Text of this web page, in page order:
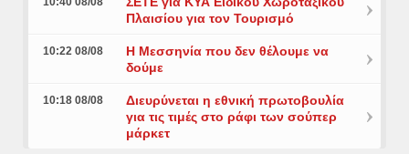
Πλαισίου για τον Τουρισμό
10:22 08/08
Η Μεσσηνία που δεν θέλουμε να
δούμε
10:18 08/08
Διευρύνεται η εθνική πρωτοβουλία
για τις τιμές στο ράφι των σούπερ
μάρκετ